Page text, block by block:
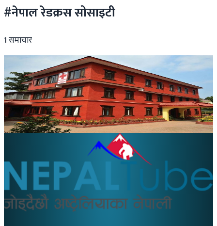
#नेपाल रेडक्रस सोसाइटी
1समाचार
बिवाद र अनियमितताको अखडा बन्दै नेपाल रेडक्रस, दाताको
अनुदान समेत दूरुपयोग
२०२० जुलाई २५